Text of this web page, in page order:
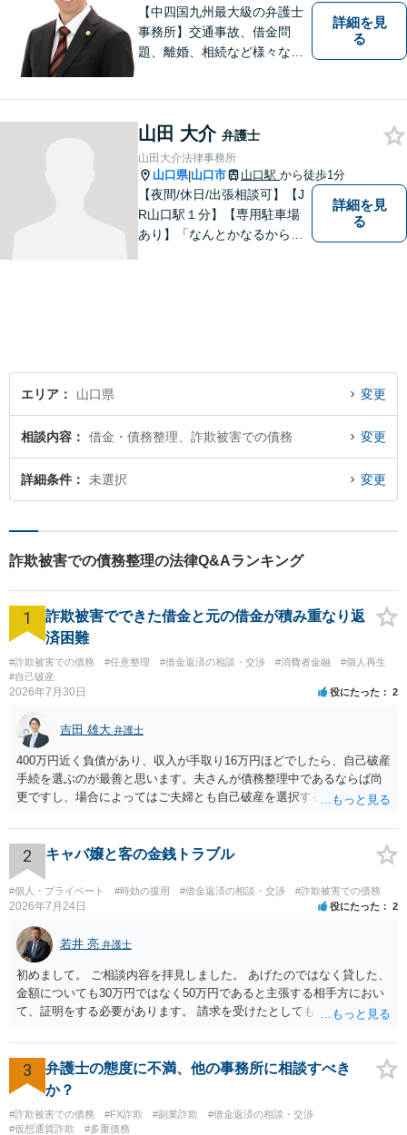
【中四国九州最大級の弁護士
事務所】交通事故、借金問
題、離婚、相続など様々な問
い！
詳細を見
る
山田 大介 弁護士
山田大介法律事務所
山口県|山口市 山口駅 から徒歩1分
【夜間/休日/出張相談可】【J
R山口駅１分】【専用駐車場
あり】「なんとかなるから大
詳細を見
る
エリア 山口県 変更
相談内容 借金・債務整理、詐欺被害での債務 変更
詳細条件 未選択 変更
詐欺被害での債務整理の法律Q&Aランキング
1
詐欺被害でできた借金と元の借金が積み重なり返
済困難
#詐欺被害での債務 #任意整理 #借金返済の相談・交渉 #消費者金融
#個人再生
#自己破産
2026年7月30日 役にたった 2
吉田 雄大 弁護士
400万円近く負債があり、収入が手取り16万円ほどでしたら、自己破産
手続を選ぶのが最善と思います。夫さんが債務整理中であるならば尚
更ですし、場合によってはご夫婦とも自己破産を選択する方法もある
2 キャバ嬢と客の金銭トラブル
#個人・プライベート #時効の援用 #借金返済の相談・交渉 #詐欺被害での債務
2026年7月24日 役にたった 2
若井 亮 弁護士
初めまして。 ご相談内容を拝見しました。 あげたのではなく貸した、
金額についても30万円ではなく50万円であると主張する相手方におい
て、証明をする必要があります。 請求を受けたとしても、もらったも
れることになるでしょう。 請求があるまでは、こちらからアクション
を起こす必要はないかと思います。
3
弁護士の態度に不満、他の事務所に相談すべき
か？
#詐欺被害での債務 #FX詐欺 #副業詐欺
#借金返済の相談・交渉
#仮想通貨詐欺
#多重債務